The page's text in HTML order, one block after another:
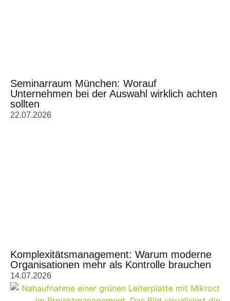
Seminarraum München: Worauf
Unternehmen bei der Auswahl wirklich achten
sollten
22.07.2026
Komplexitätsmanagement: Warum moderne
Organisationen mehr als Kontrolle brauchen
14.07.2026